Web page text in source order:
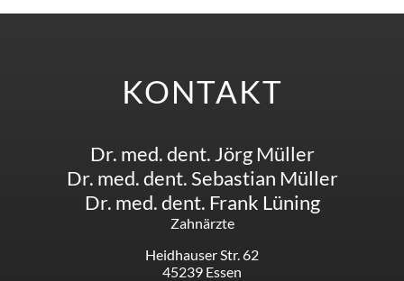
KONTAKT
Dr. med. dent. Jörg Müller
Dr. med. dent. Sebastian Müller
Dr. med. dent. Frank Lüning
Zahnärzte
Heidhauser Str. 62
45239 Essen